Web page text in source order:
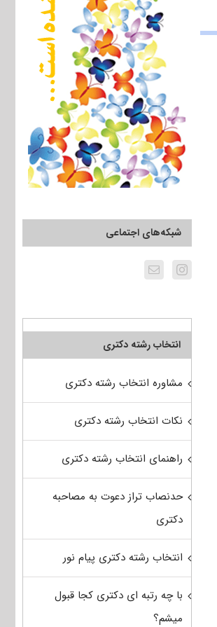
شبکه‌های اجتماعی
انتخاب رشته دکتری
مشاوره انتخاب رشته دکتری
نکات انتخاب رشته دکتری
راهنمای انتخاب رشته دکتری
حدنصاب تراز دعوت به مصاحبه
دکتری
انتخاب رشته دکتری پیام نور
با چه رتبه ای دکتری کجا قبول
میشم؟